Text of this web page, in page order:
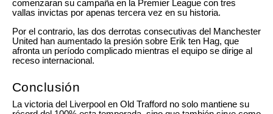
comenzaran su campaña en la Premier League con tres
vallas invictas por apenas tercera vez en su historia.
Por el contrario, las dos derrotas consecutivas del Manchester
United han aumentado la presión sobre Erik ten Hag, que
afronta un período complicado mientras el equipo se dirige al
receso internacional.
Conclusión
La victoria del Liverpool en Old Trafford no solo mantiene su